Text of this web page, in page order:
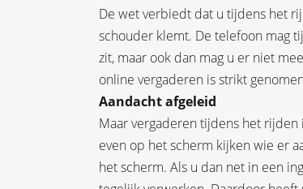
De wet verbiedt dat u tijdens het
schouder klemt. De telefoon mag
zit, maar ook dan mag u er niet
online vergaderen is strikt
Aandacht afgeleid
Maar vergaderen tijdens het
even op het scherm kijken wie er
het scherm. Als u dan net in een